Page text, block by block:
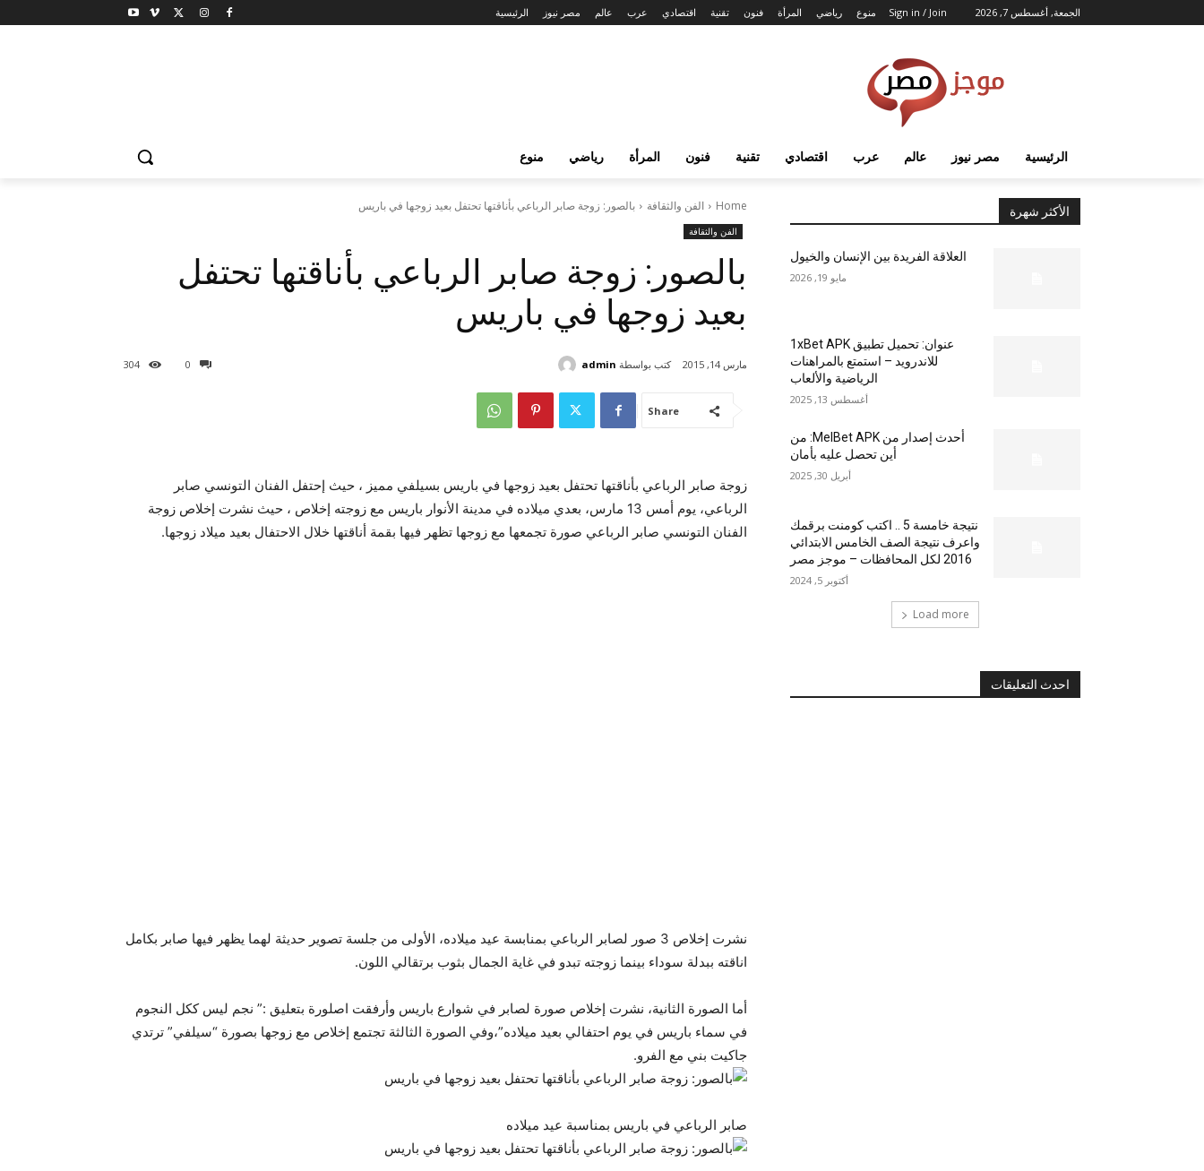
الجمعة, أغسطس 7, 2026 Sign in / Join الرئيسية مصر نيوز عالم عرب اقتصادي تقنية فنون المرأة رياضي منوع
الرئيسية مصر نيوز عالم عرب اقتصادي تقنية فنون المرأة رياضي منوع
Home الفن والثقافة بالصور: زوجة صابر الرباعي بأناقتها تحتفل بعيد زوجها في باريس
الفن والثقافة
بالصور: زوجة صابر الرباعي بأناقتها تحتفل
بعيد زوجها في باريس
0
304 مارس 14, 2015 كتب بواسطة admin
Share
زوجة صابر الرباعي بأناقتها تحتفل بعيد زوجها في باريس بسيلفي مميز ، حيث إحتفل الفنان التونسي صابر
الرباعي، يوم أمس 13 مارس، بعدي ميلاده في مدينة الأنوار باريس مع زوجته إخلاص ، حيث نشرت إخلاص زوجة
الفنان التونسي صابر الرباعي صورة تجمعها مع زوجها تظهر فيها بقمة أناقتها خلال الاحتفال بعيد ميلاد زوجها.
نشرت إخلاص 3 صور لصابر الرباعي بمنابسة عيد ميلاده، الأولى من جلسة تصوير حديثة لهما يظهر فيها صابر بكامل
اناقته ببدلة سوداء بينما زوجته تبدو في غاية الجمال بثوب برتقالي اللون.
أما الصورة الثانية، نشرت إخلاص صورة لصابر في شوارع باريس وأرفقت اصلورة بتعليق :” نجم ليس ككل النجوم
في سماء باريس في يوم احتفالي بعيد ميلاده”،وفي الصورة الثالثة تجتمع إخلاص مع زوجها بصورة “سيلفي” ترتدي
جاكيت بني مع الفرو.
صابر الرباعي في باريس بمناسبة عيد ميلاده
الأكثر شهرة
العلاقة الفريدة بين الإنسان والخيول
مايو 19, 2026
عنوان: تحميل تطبيق 1xBet APK
للاندرويد – استمتع بالمراهنات
الرياضية والألعاب
أغسطس 13, 2025
أحدث إصدار من MelBet APK: من
أين تحصل عليه بأمان
أبريل 30, 2025
نتيجة خامسة 5 .. اكتب كومنت برقمك
واعرف نتيجة الصف الخامس الابتدائي
2016 لكل المحافظات – موجز مصر
أكتوبر 5, 2024
Load more
احدث التعليقات